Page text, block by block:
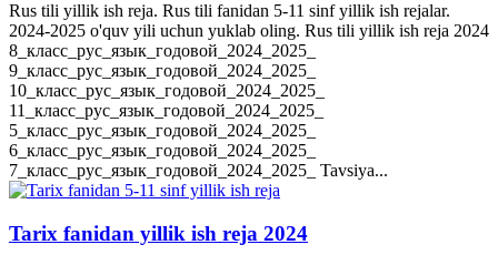
Rus tili yillik ish reja. Rus tili fanidan 5-11 sinf yillik ish rejalar.
2024-2025 o'quv yili uchun yuklab oling. Rus tili yillik ish reja 2024
8_класс_рус_язык_годовой_2024_2025_
9_класс_рус_язык_годовой_2024_2025_
10_класс_рус_язык_годовой_2024_2025_
11_класс_рус_язык_годовой_2024_2025_
5_класс_рус_язык_годовой_2024_2025_
6_класс_рус_язык_годовой_2024_2025_
7_класс_рус_язык_годовой_2024_2025_ Tavsiya...
Tarix fanidan yillik ish reja 2024